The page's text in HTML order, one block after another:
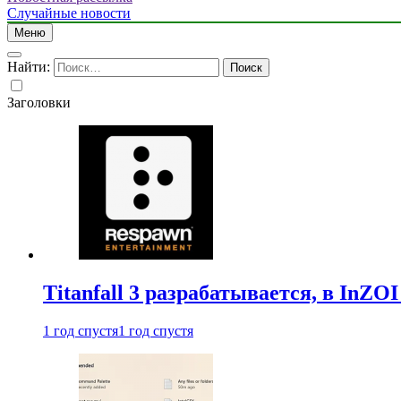
Случайные новости
Меню
Найти:
Заголовки
Titanfall 3 разрабатывается, в
1 год спустя1 год спустя